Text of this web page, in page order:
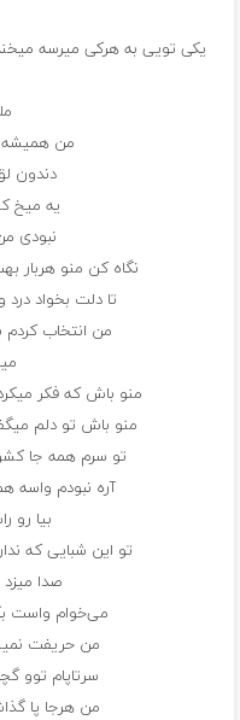
یکی تویی به هرکی میرسه
من همیشه
دندون
یه میخ
نبودی
نگاه کن منو هربار
تا دلت بخواد
من انتخاب کردم
منو باش که فکر
منو باش تو دلم
تو سرم همه جا
آره نبودم واسه
بیا رو
تو این شبایی که
صدا
می‌خوام واست
من حریفت
سرتاپام توو
من هرجا پا